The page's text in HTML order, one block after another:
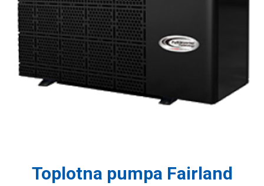
Toplotna pumpa Fairland